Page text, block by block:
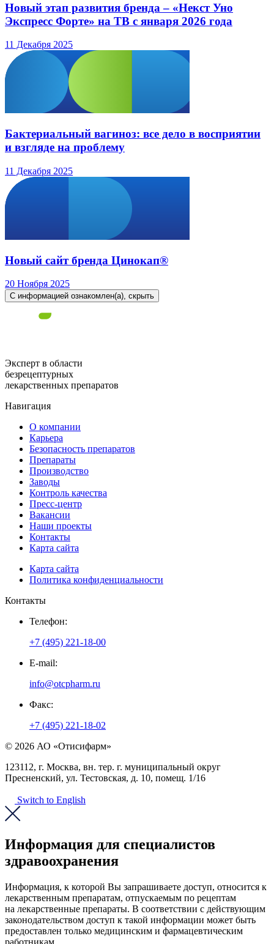
Новый этап развития бренда – «Некст Уно
Экспресс Форте» на ТВ с января 2026 года
11 Декабря 2025
Бактериальный вагиноз: все дело в восприятии
и взгляде на проблему
11 Декабря 2025
Новый сайт бренда Цинокап®
20 Ноября 2025
С информацией ознакомлен(а), скрыть
Эксперт в области
безрецептурных
лекарственных препаратов
Навигация
О компании
Карьера
Безопасность препаратов
Препараты
Производство
Заводы
Контроль качества
Пресс-центр
Вакансии
Наши проекты
Контакты
Карта сайта
Карта сайта
Политика конфиденциальности
Контакты
Телефон:
+7 (495) 221-18-00
E-mail:
info@otcpharm.ru
Факс:
+7 (495) 221-18-02
© 2026 АО «Отисифарм»
123112, г. Москва, вн. тер. г. муниципальный округ
Пресненский, ул. Тестовская, д. 10, помещ. 1/16
Switch to English
Информация для специалистов
здравоохранения
Информация, к которой Вы запрашиваете доступ, относится к
лекарственным препаратам, отпускаемым по рецептам
на лекарственные препараты. В соответствии с действующим
законодательством доступ к такой информации может быть
предоставлен только медицинским и фармацевтическим
работникам.